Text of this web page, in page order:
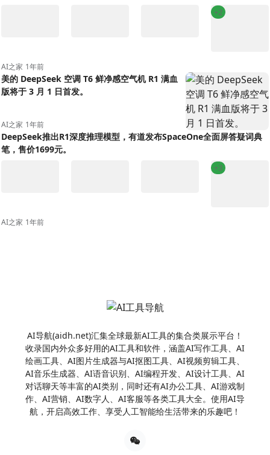
+2
AI之家 1年前
美的 DeepSeek 空调 T6 鲜净感空气机 R1 满血
版将于 3 月 1 日首发。
AI之家 1年前
DeepSeek推出R1深度推理模型，有道发布SpaceOne全面屏答疑词典
笔，售价1699元。
+3
AI之家 1年前
AI导航(aidh.net)汇集全球最新AI工具的集合类展示平台！
收录国内外众多好用的AI工具和软件，涵盖AI写作工具、AI
绘画工具、AI图片生成器与AI抠图工具、AI视频剪辑工具、
AI音乐生成器、AI语音识别、AI编程开发、AI设计工具、AI
对话聊天等丰富的AI类别，同时还有AI办公工具、AI游戏制
作、AI营销、AI数字人、AI客服等各类工具大全。使用AI导
航，开启高效工作、享受人工智能给生活带来的乐趣吧！